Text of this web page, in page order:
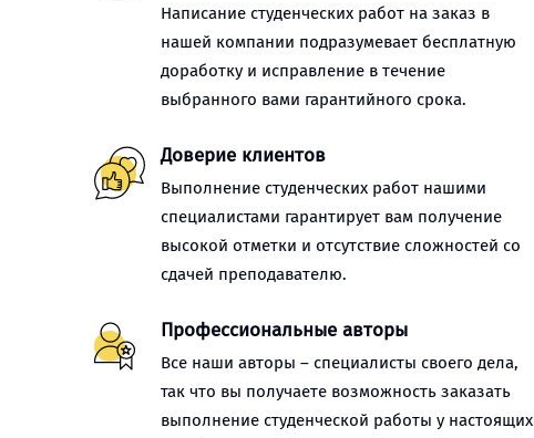
Написание студенческих работ на заказ в
нашей компании подразумевает бесплатную
доработку и исправление в течение
выбранного вами гарантийного срока.
Доверие клиентов
Выполнение студенческих работ нашими
специалистами гарантирует вам получение
высокой отметки и отсутствие сложностей со
сдачей преподавателю.
Профессиональные авторы
Все наши авторы – специалисты своего дела,
так что вы получаете возможность заказать
выполнение студенческой работы у настоящих